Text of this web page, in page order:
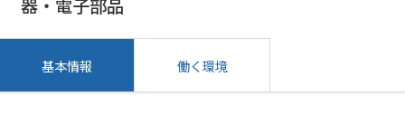
基本情報 働く環境